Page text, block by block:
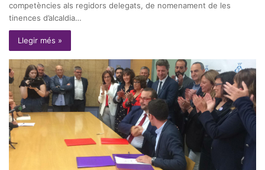
competències als regidors delegats, de nomenament de les
tinences d’alcaldia…
Llegir més »